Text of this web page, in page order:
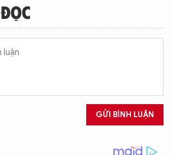
GỬI BÌNH LUẬN